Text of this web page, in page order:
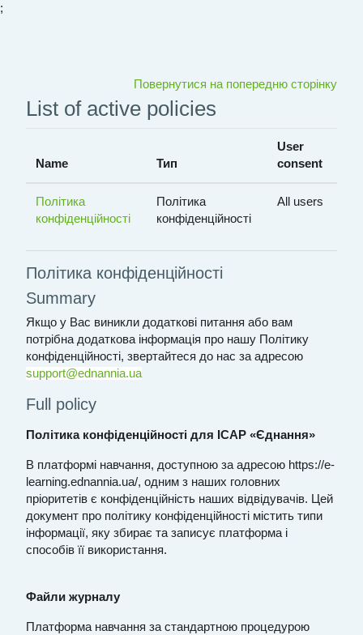
;
Повернутися на попередню сторінку
List of active policies
Name Тип
User
consent
Політика
конфіденційності
Політика
конфіденційності
All users
Політика конфіденційності
Summary
Якщо у Вас виникли додаткові питання або вам
потрібна додаткова інформація про нашу Політику
конфіденційності, звертайтеся до нас за адресою
support@ednannia.ua
Full policy
Політика конфіденційності для ІСАР «Єднання»
В платформі навчання, доступною за адресою https://e-
learning.ednannia.ua/, одним з наших головних
пріоритетів є конфіденційність наших відвідувачів. Цей
документ про політику конфіденційності містить типи
інформації, яку збирає та записує платформа і
способів її використання.
Файли журналу
Платформа навчання за стандартною процедурою